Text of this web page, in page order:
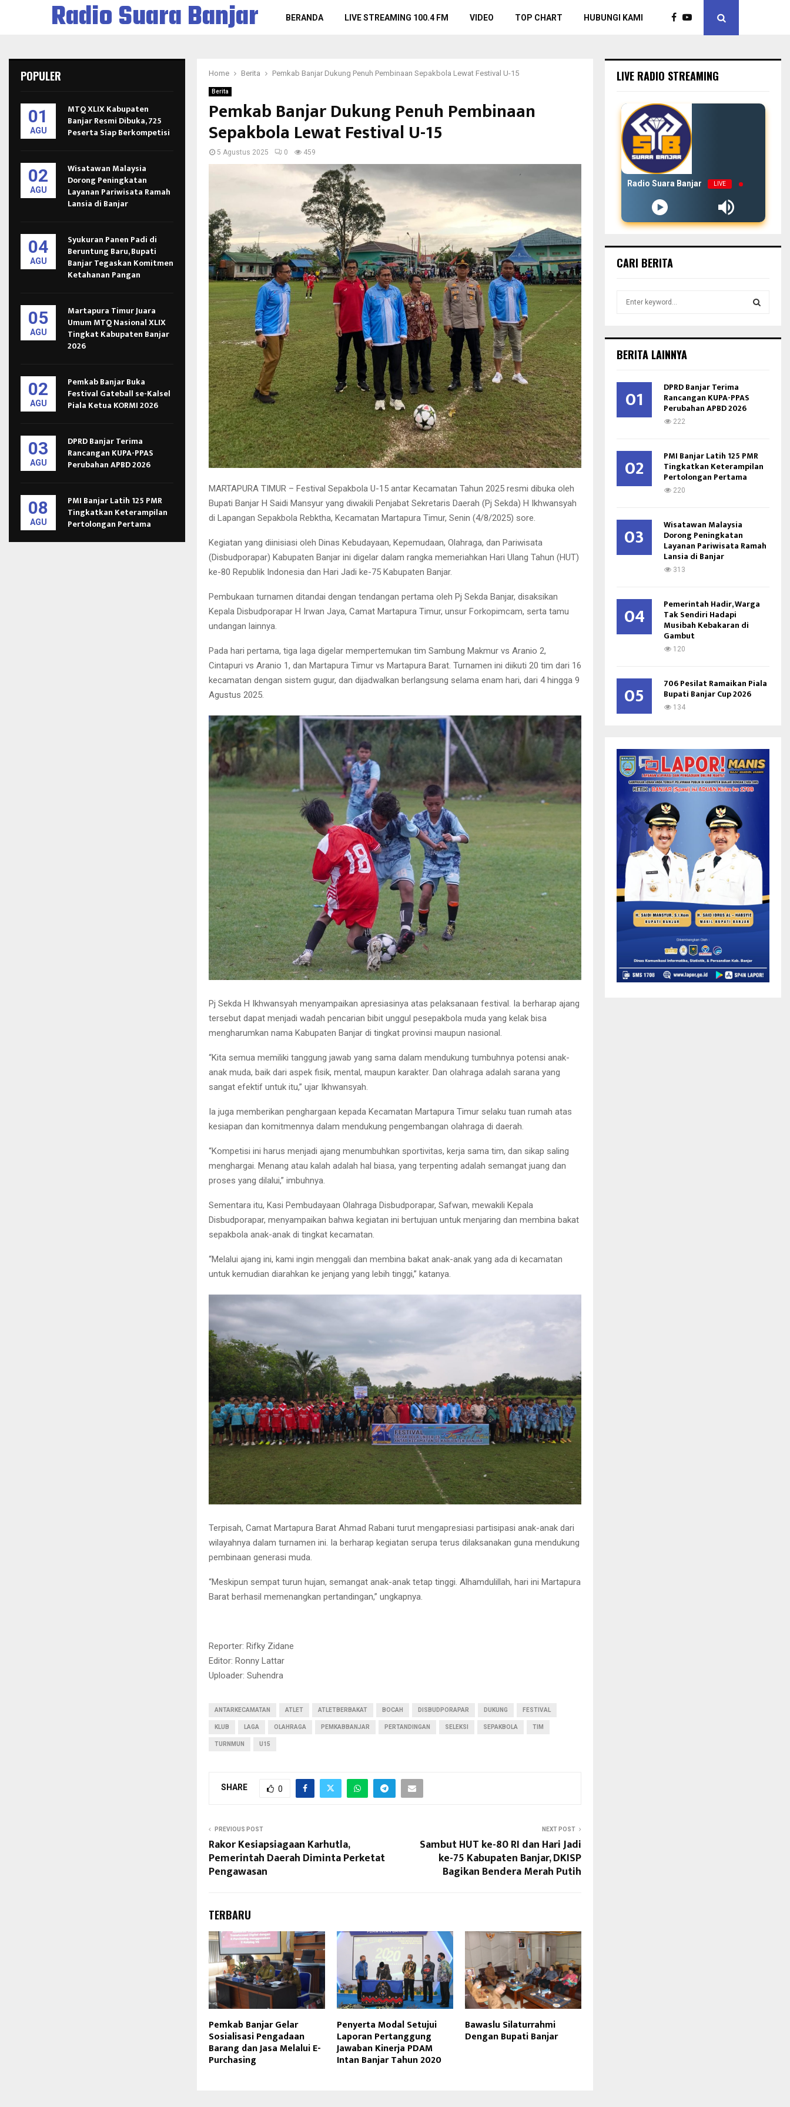
Radio Suara Banjar BERANDA LIVE STREAMING 100.4 FM VIDEO TOP CHART HUBUNGI KAMI
Home Berita Pemkab Banjar Dukung Penuh Pembinaan Sepakbola Lewat Festival U-15
Berita
Pemkab Banjar Dukung Penuh Pembinaan
Sepakbola Lewat Festival U-15
5 Agustus 2025 0 459
MARTAPURA TIMUR – Festival Sepakbola U-15 antar Kecamatan Tahun 2025 resmi dibuka oleh
Bupati Banjar H Saidi Mansyur yang diwakili Penjabat Sekretaris Daerah (Pj Sekda) H Ikhwansyah
di Lapangan Sepakbola Rebktha, Kecamatan Martapura Timur, Senin (4/8/2025) sore.
Kegiatan yang diinisiasi oleh Dinas Kebudayaan, Kepemudaan, Olahraga, dan Pariwisata
(Disbudporapar) Kabupaten Banjar ini digelar dalam rangka memeriahkan Hari Ulang Tahun (HUT)
ke-80 Republik Indonesia dan Hari Jadi ke-75 Kabupaten Banjar.
Pembukaan turnamen ditandai dengan tendangan pertama oleh Pj Sekda Banjar, disaksikan
Kepala Disbudporapar H Irwan Jaya, Camat Martapura Timur, unsur Forkopimcam, serta tamu
undangan lainnya.
Pada hari pertama, tiga laga digelar mempertemukan tim Sambung Makmur vs Aranio 2,
Cintapuri vs Aranio 1, dan Martapura Timur vs Martapura Barat. Turnamen ini diikuti 20 tim dari 16
kecamatan dengan sistem gugur, dan dijadwalkan berlangsung selama enam hari, dari 4 hingga 9
Agustus 2025.
Pj Sekda H Ikhwansyah menyampaikan apresiasinya atas pelaksanaan festival. Ia berharap ajang
tersebut dapat menjadi wadah pencarian bibit unggul pesepakbola muda yang kelak bisa
mengharumkan nama Kabupaten Banjar di tingkat provinsi maupun nasional.
“Kita semua memiliki tanggung jawab yang sama dalam mendukung tumbuhnya potensi anak-
anak muda, baik dari aspek fisik, mental, maupun karakter. Dan olahraga adalah sarana yang
sangat efektif untuk itu,” ujar Ikhwansyah.
Ia juga memberikan penghargaan kepada Kecamatan Martapura Timur selaku tuan rumah atas
kesiapan dan komitmennya dalam mendukung pengembangan olahraga di daerah.
“Kompetisi ini harus menjadi ajang menumbuhkan sportivitas, kerja sama tim, dan sikap saling
menghargai. Menang atau kalah adalah hal biasa, yang terpenting adalah semangat juang dan
proses yang dilalui,” imbuhnya.
Sementara itu, Kasi Pembudayaan Olahraga Disbudporapar, Safwan, mewakili Kepala
Disbudporapar, menyampaikan bahwa kegiatan ini bertujuan untuk menjaring dan membina bakat
sepakbola anak-anak di tingkat kecamatan.
“Melalui ajang ini, kami ingin menggali dan membina bakat anak-anak yang ada di kecamatan
untuk kemudian diarahkan ke jenjang yang lebih tinggi,” katanya.
Terpisah, Camat Martapura Barat Ahmad Rabani turut mengapresiasi partisipasi anak-anak dari
wilayahnya dalam turnamen ini. Ia berharap kegiatan serupa terus dilaksanakan guna mendukung
pembinaan generasi muda.
“Meskipun sempat turun hujan, semangat anak-anak tetap tinggi. Alhamdulillah, hari ini Martapura
Barat berhasil memenangkan pertandingan,” ungkapnya.
Reporter: Rifky Zidane
Editor: Ronny Lattar
Uploader: Suhendra
ANTARKECAMATAN ATLET ATLETBERBAKAT BOCAH DISBUDPORAPAR DUKUNG FESTIVAL
KLUB LAGA OLAHRAGA PEMKABBANJAR PERTANDINGAN SELEKSI SEPAKBOLA TIM
TURNMUN U15
SHARE 0
PREVIOUS POST
Rakor Kesiapsiagaan Karhutla,
Pemerintah Daerah Diminta Perketat
Pengawasan
NEXT POST
Sambut HUT ke-80 RI dan Hari Jadi
ke-75 Kabupaten Banjar, DKISP
Bagikan Bendera Merah Putih
TERBARU
Pemkab Banjar Gelar
Sosialisasi Pengadaan
Barang dan Jasa Melalui E-
Purchasing
Penyerta Modal Setujui
Laporan Pertanggung
Jawaban Kinerja PDAM
Intan Banjar Tahun 2020
Bawaslu Silaturrahmi
Dengan Bupati Banjar
POPULER
01
AGU
MTQ XLIX Kabupaten
Banjar Resmi Dibuka, 725
Peserta Siap Berkompetisi
02
AGU
Wisatawan Malaysia
Dorong Peningkatan
Layanan Pariwisata Ramah
Lansia di Banjar
04
AGU
Syukuran Panen Padi di
Beruntung Baru, Bupati
Banjar Tegaskan Komitmen
Ketahanan Pangan
05
AGU
Martapura Timur Juara
Umum MTQ Nasional XLIX
Tingkat Kabupaten Banjar
2026
02
AGU
Pemkab Banjar Buka
Festival Gateball se-Kalsel
Piala Ketua KORMI 2026
03
AGU
DPRD Banjar Terima
Rancangan KUPA-PPAS
Perubahan APBD 2026
08
AGU
PMI Banjar Latih 125 PMR
Tingkatkan Keterampilan
Pertolongan Pertama
LIVE RADIO STREAMING
Radio Suara Banjar LIVE
CARI BERITA
h
o
BERITA LAINNYA
01 DPRD Banjar Terima
Rancangan KUPA-PPAS
Perubahan APBD 2026
222
02 PMI Banjar Latih 125 PMR
Tingkatkan Keterampilan
Pertolongan Pertama
220
03 Wisatawan Malaysia
Dorong Peningkatan
Layanan Pariwisata Ramah
Lansia di Banjar
313
04 Pemerintah Hadir, Warga
Tak Sendiri Hadapi
Musibah Kebakaran di
Gambut
120
05 706 Pesilat Ramaikan Piala
Bupati Banjar Cup 2026
134